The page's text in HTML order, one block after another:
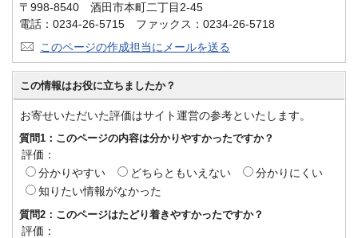
〒998-8540 酒田市本町二丁目2-45
電話：0234-26-5715 ファックス：0234-26-5718
このページの作成担当にメールを送る
この情報はお役に立ちましたか？
お寄せいただいた評価はサイト運営の参考といたします。
質問1：このページの内容は分かりやすかったですか？
評価：
分かりやすい
どちらともいえない
分かりにくい
知りたい情報がなかった
質問2：このページはたどり着きやすかったですか？
評価：